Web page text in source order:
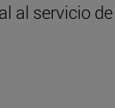
al servicio